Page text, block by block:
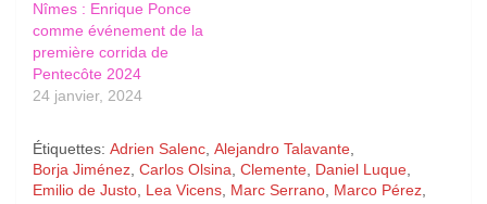
Nîmes : Enrique Ponce
comme événement de la
première corrida de
Pentecôte 2024
24 janvier, 2024
Étiquettes: Adrien Salenc, Alejandro Talavante,
Borja Jiménez, Carlos Olsina, Clemente, Daniel Luque,
Emilio de Justo, Lea Vicens, Marc Serrano, Marco Pérez,